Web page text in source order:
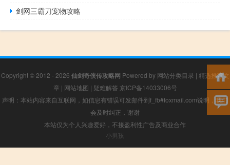
剑网三霸刀宠物攻略
Copyright © 2012 - 2026 仙剑奇侠传攻略网 Powered by 网站分类目录 | 精选推荐文
章 | 网站地图 | 疑难解答 京ICP备14033006号
声明：本站内容来自互联网，如信息有错误可发邮件到f_fb#foxmail.com说明，我们
会及时纠正，谢谢
本站仅为个人兴趣爱好，不接盈利性广告及商业合作
小男孩